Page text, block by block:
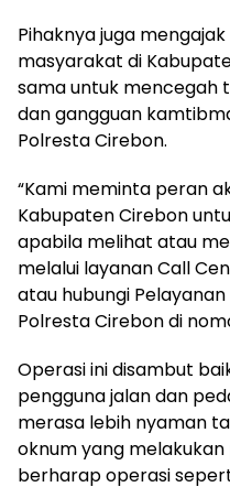
Pihaknya juga
masyarakat di
sama untuk mencegah
dan gangguan
Polresta Cirebon.
“Kami meminta peran
Kabupaten Cirebon
apabila melihat atau
melalui layanan Call
atau hubungi
Polresta Cirebon di
Operasi ini disambut
pengguna jalan dan
merasa lebih nyaman
oknum yang
berharap operasi